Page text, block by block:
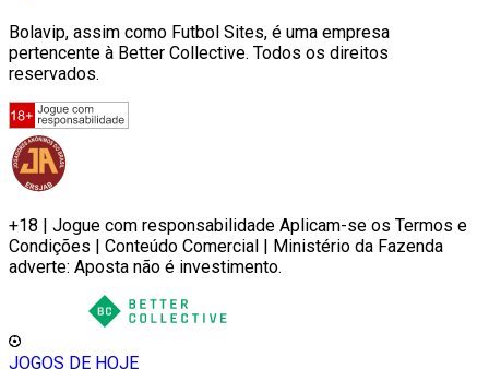
Bolavip, assim como Futbol Sites, é uma empresa
pertencente à Better Collective. Todos os direitos
reservados.
+18 | Jogue com responsabilidade Aplicam-se os Termos e
Condições | Conteúdo Comercial | Ministério da Fazenda
adverte: Aposta não é investimento.
JOGOS DE HOJE